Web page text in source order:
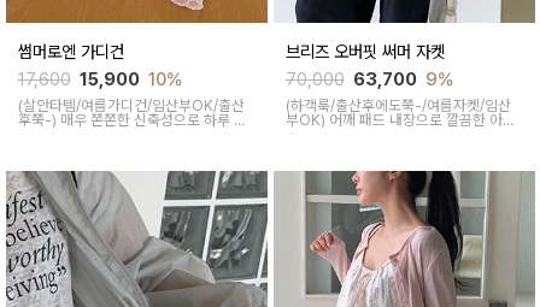
썸머로엔 가디건
17,600 15,900 10%
(살안타템/여름가디건/임산부OK/출산
후쭉-) 매우 쫀쫀한 신축성으로 하루 종
이갈 가디건이랍니다
브리즈 오버핏 써머 자켓
70,000 63,700 9%
(하객룩/출산후에도쭉-/여름자켓/임산
부OK) 어깨 패드 내장으로 깔끔한 아웃